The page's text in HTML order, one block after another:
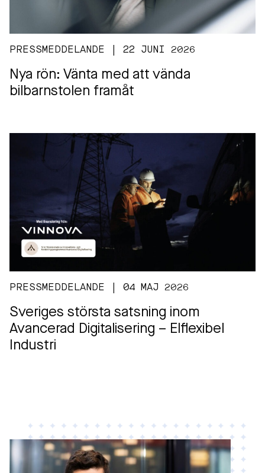
PRESSMEDDELANDE | 22 JUNI 2026
Nya rön: Vänta med att vända
bilbarnstolen framåt
PRESSMEDDELANDE | 04 MAJ 2026
Sveriges största satsning inom
Avancerad Digitalisering – Elflexibel
Industri